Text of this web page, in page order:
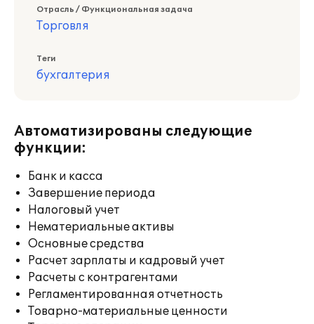
Отрасль / Функциональная задача
Торговля
Теги
бухгалтерия
Автоматизированы следующие
функции:
Банк и касса
Завершение периода
Налоговый учет
Нематериальные активы
Основные средства
Расчет зарплаты и кадровый учет
Расчеты с контрагентами
Регламентированная отчетность
Товарно-материальные ценности